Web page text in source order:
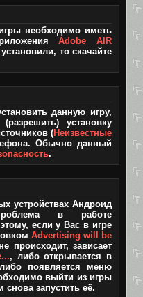
необходимо иметь
Adobe AIR
то скачайте
данную игру,
установку
(Неизвестные
Обычно данный
.
устройствах Андроид
в работе
если у Вас в игре
Advertising will be
происходит, зависает
, либо открывается в
появляется меню
выйти из игры
снова запустить её.